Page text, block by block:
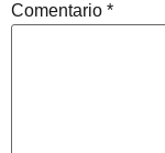
Comentario *